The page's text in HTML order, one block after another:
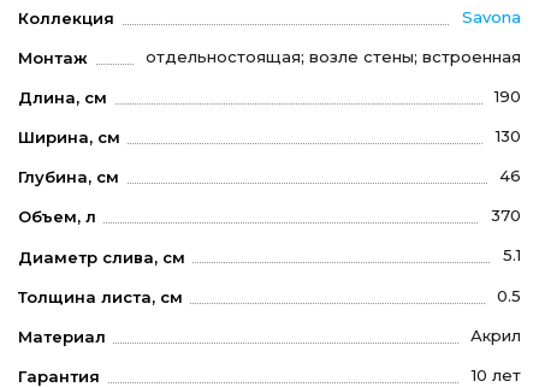
Коллекция Savona
Монтаж отдельностоящая; возле стены; встроенная
Длина, см 190
Ширина, см 130
Глубина, см 46
Объем, л 370
Диаметр слива, см 5.1
Толщина листа, см 0.5
Материал Акрил
Гарантия 10 лет